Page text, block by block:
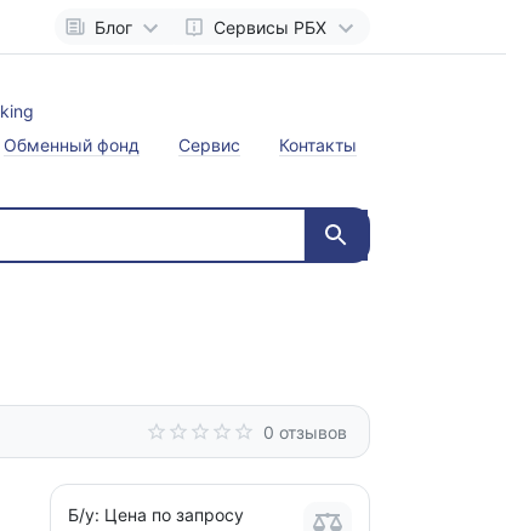
Блог Сервисы РБХ
Обменный фонд Сервис Контакты
0 отзывов
Б/у: Цена по запросу